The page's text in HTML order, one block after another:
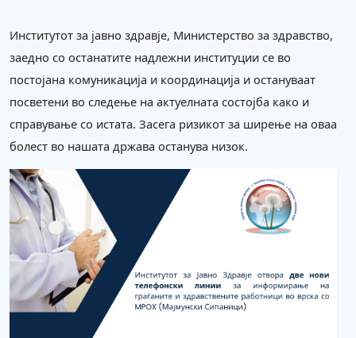
Институтот за јавно здравје, Министерство за здравство,
заедно со останатите надлежни институции се во
постојана комуникација и координација и остануваат
посветени во следење на актуелната состојба како и
справување со истата. Засега ризикот за ширење на оваа
болест во нашата држава останува низок.